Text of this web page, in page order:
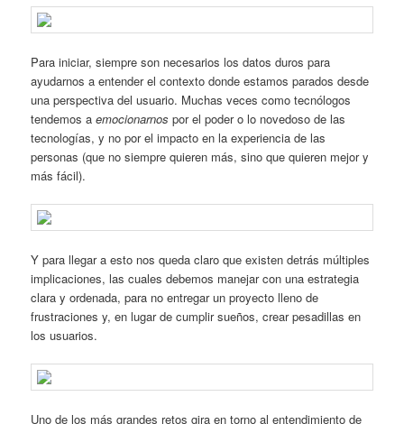
Para iniciar, siempre son necesarios los datos duros para
ayudarnos a entender el contexto donde estamos parados desde
una perspectiva del usuario. Muchas veces como tecnólogos
tendemos aemocionarnos por el poder o lo novedoso de las
tecnologías, y no por el impacto en la experiencia de las
personas (que no siempre quieren más, sino que quieren mejor y
más fácil).
Y para llegar a esto nos queda claro que existen detrás múltiples
implicaciones, las cuales debemos manejar con una estrategia
clara y ordenada, para no entregar un proyecto lleno de
frustraciones y, en lugar de cumplir sueños, crear pesadillas en
los usuarios.
Uno de los más grandes retos gira en torno al entendimiento de